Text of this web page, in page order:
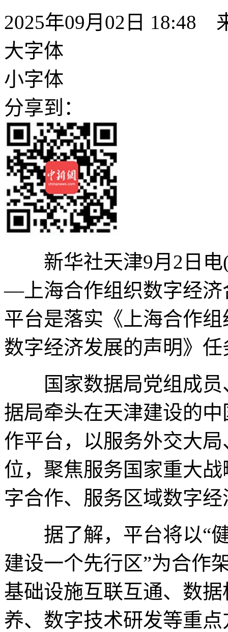
2025年09月02日 18:48
大字体
小字体
分享到：
新华社天津9月2日电(
—上海合作组织数字经济
平台是落实《上海合作
数字经济发展的声明》
国家数据局党组成员
据局牵头在天津建设的
作平台，以服务外交大
位，聚焦服务国家重大
字合作、服务区域数字
据了解，平台将以“健
建设一个先行区”为合作
基础设施互联互通、数
养、数字技术研发等重